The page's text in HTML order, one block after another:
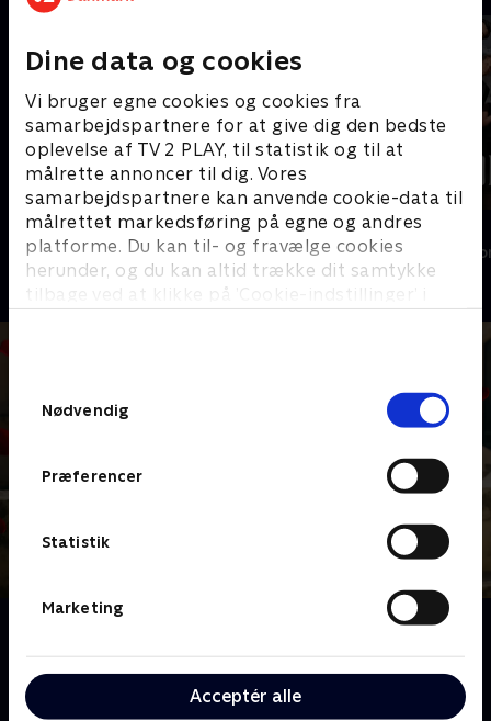
Dine data og cookies
Vi bruger egne cookies og cookies fra
samarbejdspartnere for at give dig den bedste
oplevelse af TV 2 PLAY, til statistik og til at
målrette annoncer til dig. Vores
samarbejdspartnere kan anvende cookie-data til
målrettet markedsføring på egne og andres
platforme. Du kan til- og fravælge cookies
herunder, og du kan altid trække dit samtykke
tilbage ved at klikke på ’Cookie-indstillinger’ i
Nødvendig
Præferencer
Statistik
Marketing
Acceptér alle
Landmand søger kærlighed
Reality • 13 sæsoner
Forræder
Reality • 4
bachelorettes, Sofie og Mie, er klar til at finde
kærligheden.